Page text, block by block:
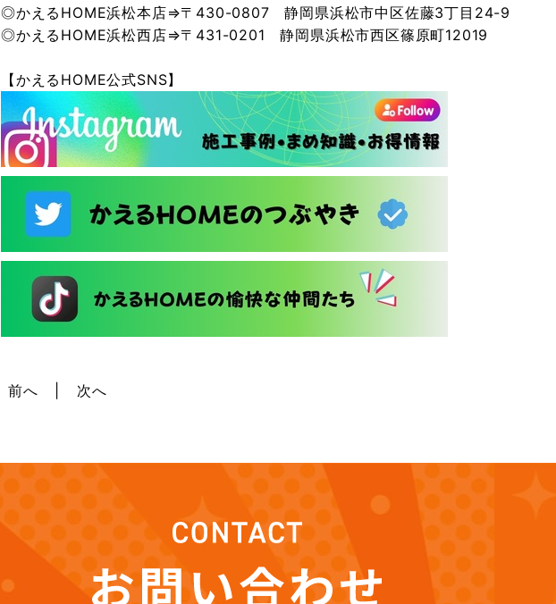
◎かえるHOME浜松本店⇒〒430-0807 静岡県浜松市中区佐藤3丁目24-9
◎かえるHOME浜松西店⇒〒431-0201 静岡県浜松市西区篠原町12019
【かえるHOME公式SNS】
前へ 次へ